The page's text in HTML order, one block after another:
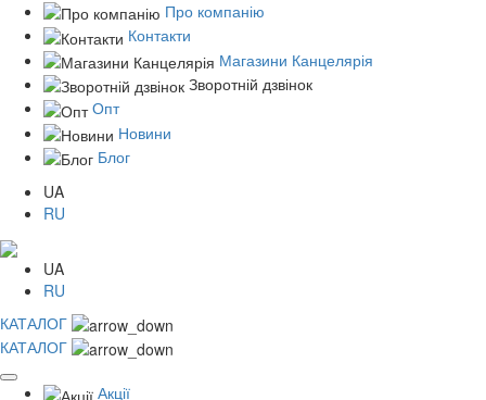
Про компанію
Контакти
Магазини Канцелярія
Зворотній дзвінок
Опт
Новини
Блог
UA
RU
UA
RU
КАТАЛОГ
КАТАЛОГ
Акції